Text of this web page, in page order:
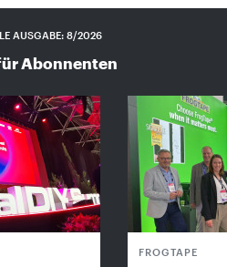
AUSGABE: 8/2026
Abonnenten
FROGTAPE